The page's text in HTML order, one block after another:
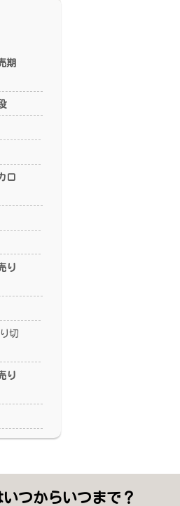
期
ロ
り
切
り
つからいつまで？